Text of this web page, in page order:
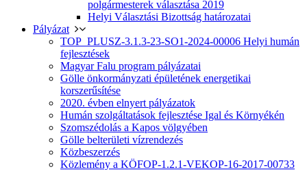
polgármesterek választása 2019
Helyi Választási Bizottság határozatai
Pályázat
TOP_PLUSZ-3.1.3-23-SO1-2024-00006 Helyi humán
fejlesztések
Magyar Falu program pályázatai
Gölle önkormányzati épületének energetikai
korszerűsítése
2020. évben elnyert pályázatok
Humán szolgáltatások fejlesztése Igal és Környékén
Szomszédolás a Kapos völgyében
Gölle belterületi vízrendezés
Közbeszerzés
Közlemény a KÖFOP-1.2.1-VEKOP-16-2017-00733